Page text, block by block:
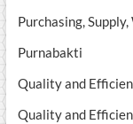
Purchasing,
Purnabakti
Quality and
Quality and